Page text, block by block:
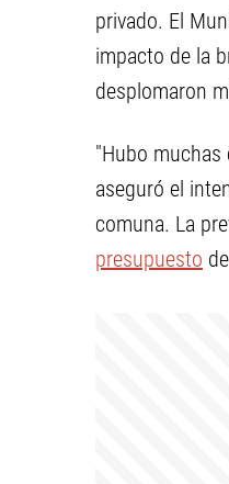
privado. El
impacto de la
desplomaron
"Hubo muchas
aseguró el
comuna. La
presupuesto